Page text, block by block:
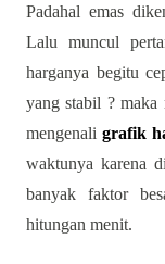
Padahal emas
Lalu muncul
harganya begitu
yang stabil ?
mengenali grafik
waktunya karena
banyak faktor
hitungan menit.